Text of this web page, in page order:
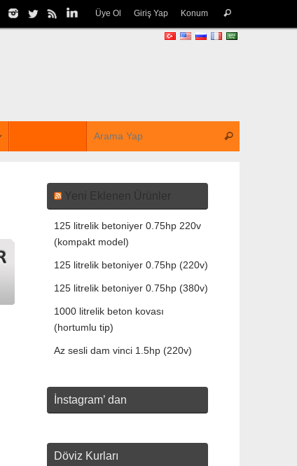
Üye Ol Giriş Yap Konum
Yeni Eklenen Ürünler
125 litrelik betoniyer 0.75hp 220v
(kompakt model)
125 litrelik betoniyer 0.75hp (220v)
125 litrelik betoniyer 0.75hp (380v)
1000 litrelik beton kovası
(hortumlu tip)
Az sesli dam vinci 1.5hp (220v)
İnstagram’ dan
Döviz Kurları